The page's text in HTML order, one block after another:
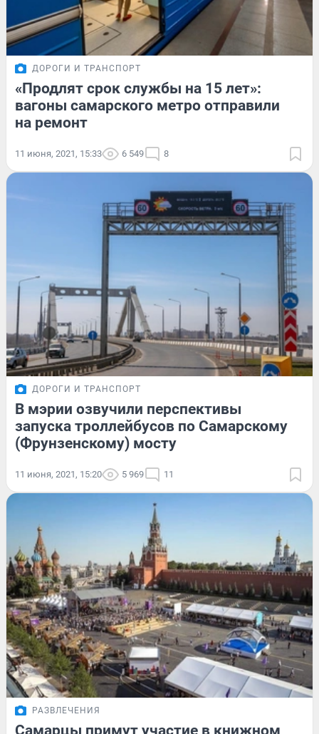
ДОРОГИ И ТРАНСПОРТ
«Продлят срок службы на 15 лет»:
вагоны самарского метро отправили
на ремонт
11 июня, 2021, 15:33 6 549 8
ДОРОГИ И ТРАНСПОРТ
В мэрии озвучили перспективы
запуска троллейбусов по Самарскому
(Фрунзенскому) мосту
11 июня, 2021, 15:20 5 969 11
РАЗВЛЕЧЕНИЯ
Самарцы примут участие в книжном